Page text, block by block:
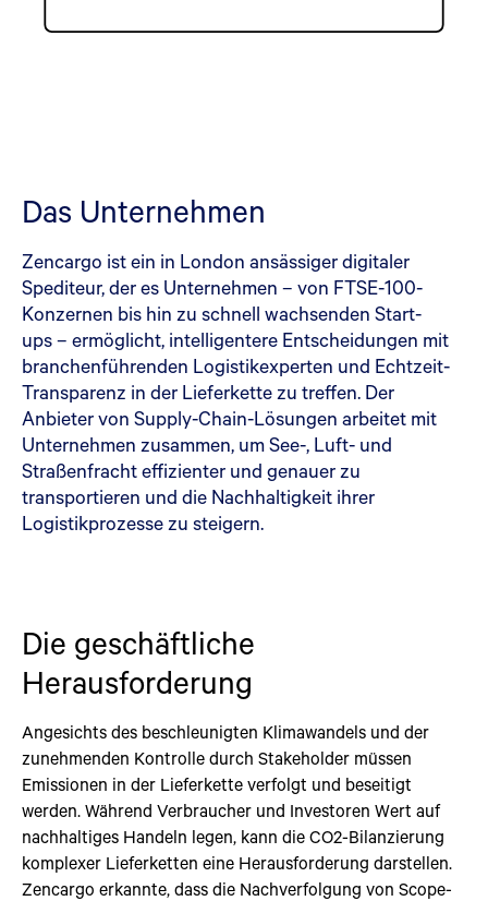
Das Unternehmen
Zencargo ist ein in London ansässiger digitaler
Spediteur, der es Unternehmen – von FTSE-100-
Konzernen bis hin zu schnell wachsenden Start-
ups – ermöglicht, intelligentere Entscheidungen mit
branchenführenden Logistikexperten und Echtzeit-
Transparenz in der Lieferkette zu treffen. Der
Anbieter von Supply-Chain-Lösungen arbeitet mit
Unternehmen zusammen, um See-, Luft- und
Straßenfracht effizienter und genauer zu
transportieren und die Nachhaltigkeit ihrer
Logistikprozesse zu steigern.
Die geschäftliche
Herausforderung
Angesichts des beschleunigten Klimawandels und der
zunehmenden Kontrolle durch Stakeholder müssen
Emissionen in der Lieferkette verfolgt und beseitigt
werden. Während Verbraucher und Investoren Wert auf
nachhaltiges Handeln legen, kann die CO2-Bilanzierung
komplexer Lieferketten eine Herausforderung darstellen.
Zencargo erkannte, dass die Nachverfolgung von Scope-